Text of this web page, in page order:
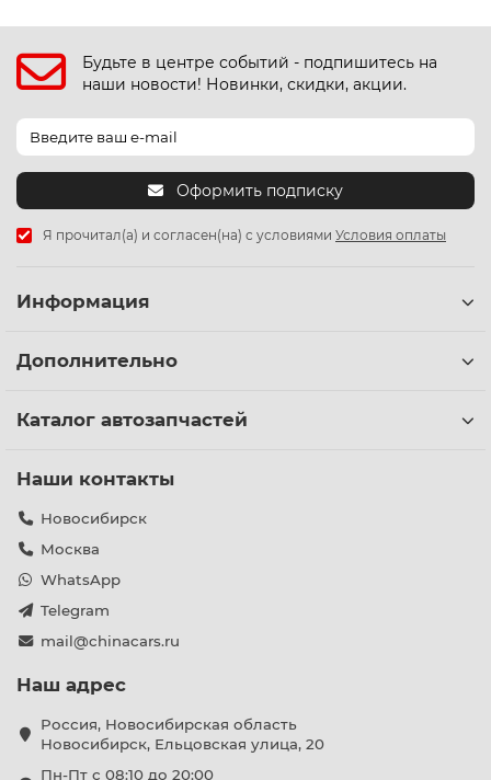
Будьте в центре событий - подпишитесь на
наши новости! Новинки, скидки, акции.
Оформить подписку
Я прочитал(а) и согласен(на) с условиями Условия оплаты
Информация
Дополнительно
Каталог автозапчастей
Наши контакты
Новосибирск
Москва
WhatsApp
Telegram
mail@chinacars.ru
Наш адрес
Россия, Новосибирская область
Новосибирск, Ельцовская улица, 20
Пн-Пт с 08:10 до 20:00